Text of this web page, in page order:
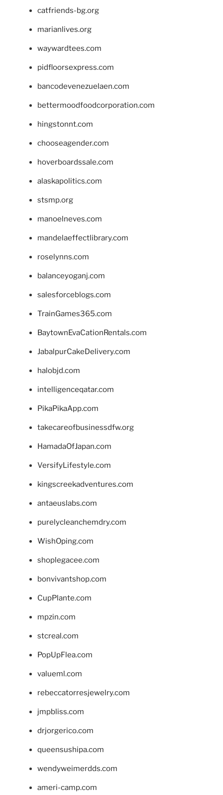
catfriends-bg.org
marianlives.org
waywardtees.com
pidfloorsexpress.com
bancodevenezuelaen.com
bettermoodfoodcorporation.com
hingstonnt.com
chooseagender.com
hoverboardssale.com
alaskapolitics.com
stsmp.org
manoelneves.com
mandelaeffectlibrary.com
roselynns.com
balanceyoganj.com
salesforceblogs.com
TrainGames365.com
BaytownEvaCationRentals.com
JabalpurCakeDelivery.com
halobjd.com
intelligenceqatar.com
PikaPikaApp.com
takecareofbusinessdfw.org
HamadaOfJapan.com
VersifyLifestyle.com
kingscreekadventures.com
antaeuslabs.com
purelycleanchemdry.com
WishOping.com
shoplegacee.com
bonvivantshop.com
CupPlante.com
mpzin.com
stcreal.com
PopUpFlea.com
valueml.com
rebeccatorresjewelry.com
jmpbliss.com
drjorgerico.com
queensushipa.com
wendyweimerdds.com
ameri-camp.com